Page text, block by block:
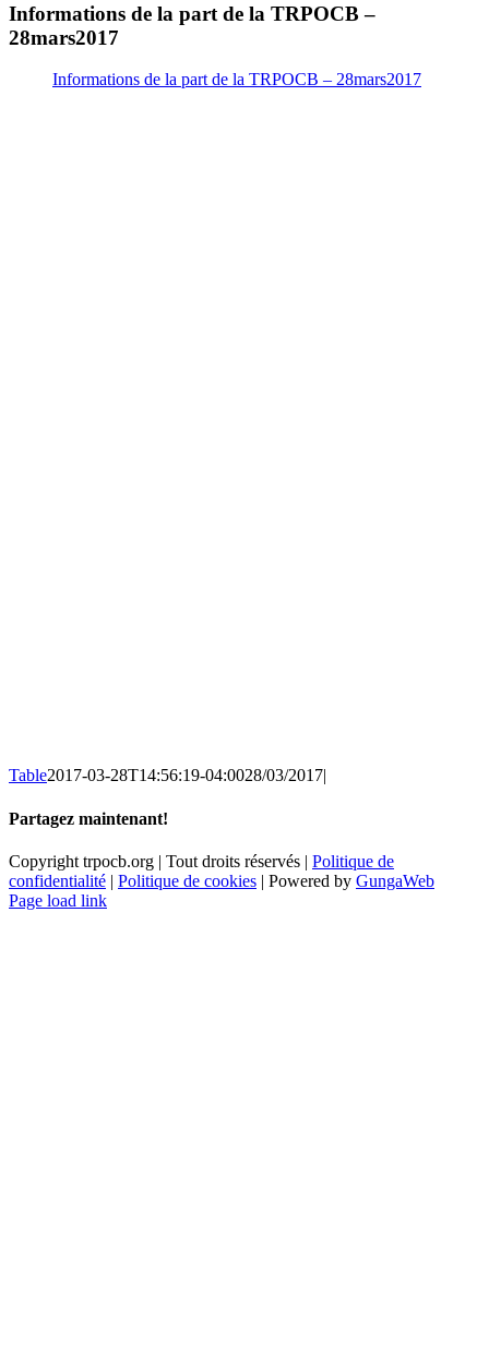
Informations de la part de la TRPOCB –
28mars2017
Informations de la part de la TRPOCB – 28mars2017
Table2017-03-28T14:56:19-04:0028/03/2017|
Partagez maintenant!
Facebook
X
Email
Copyright trpocb.org | Tout droits réservés | Politique de
confidentialité | Politique de cookies | Powered by GungaWeb
Page load link